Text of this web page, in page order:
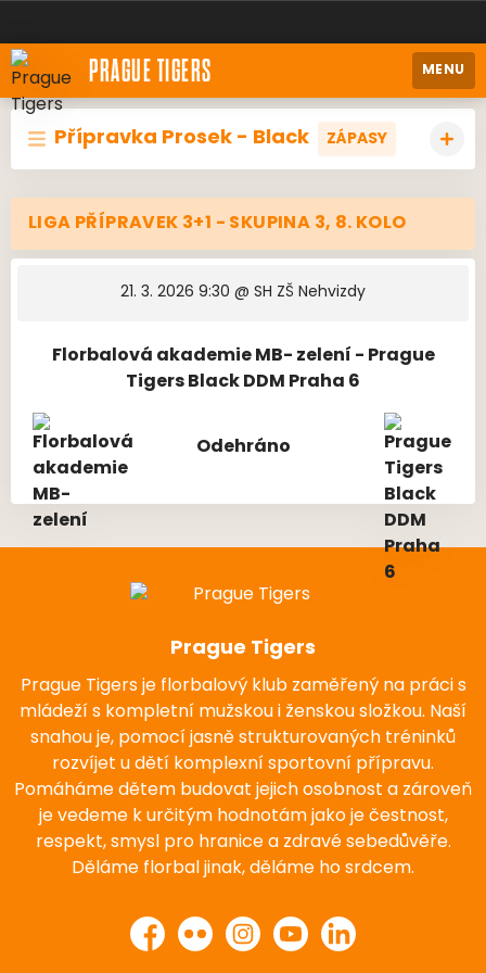
PRAGUE TIGERS MENU
Přípravka Prosek - Black ZÁPASY
LIGA PŘÍPRAVEK 3+1 - SKUPINA 3, 8. KOLO
21. 3. 2026 9:30 @ SH ZŠ Nehvizdy
Florbalová akademie MB- zelení - Prague
Tigers Black DDM Praha 6
Odehráno
Prague Tigers
Prague Tigers je florbalový klub zaměřený na práci s
mládeží s kompletní mužskou i ženskou složkou. Naší
snahou je, pomocí jasně strukturovaných tréninků
rozvíjet u dětí komplexní sportovní přípravu.
Pomáháme dětem budovat jejich osobnost a zároveň
je vedeme k určitým hodnotám jako je čestnost,
respekt, smysl pro hranice a zdravé sebedůvěře.
Děláme florbal jinak, děláme ho srdcem.
Facebook
Flickr InstagramYouTubeLinkedIn